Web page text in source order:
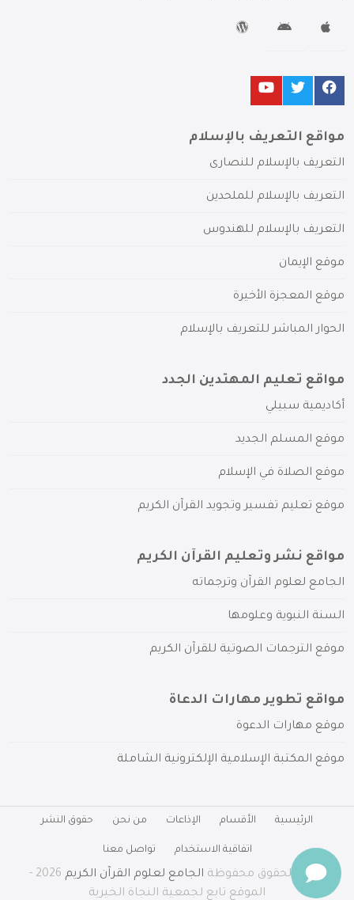
مواقع التعريف بالإسلام
التعريف بالإسلام للنصارى
التعريف بالإسلام للملحدين
التعريف بالإسلام للهندوس
موقع الإيمان
موقع المعجزة الأخيرة
الحوار المباشر للتعريف بالإسلام
مواقع تعليم المهتدين الجدد
أكاديمية سبيلي
موقع المسلم الجديد
موقع الصلاة في الإسلام
موقع تعليم تفسير وتجويد القرآن الكريم
مواقع نشر وتعليم القرآن الكريم
الجامع لعلوم القرآن وترجماته
السنة النبوية وعلومها
موقع الترجمات الصوتية للقرآن الكريم
مواقع تطوير مهارات الدعاة
موقع مهارات الدعوة
موقع المكتبة الإسلامية الإلكترونية الشاملة
الرئيسية الأقسام الإذاعات من نحن حقوق النشر
اتفاقية الاستخدام تواصل معنا
جميع الحقوق محفوظة الجامع لعلوم القرآن الكريم
2026 -
الموقع تابع لجمعية النجاة الخيرية